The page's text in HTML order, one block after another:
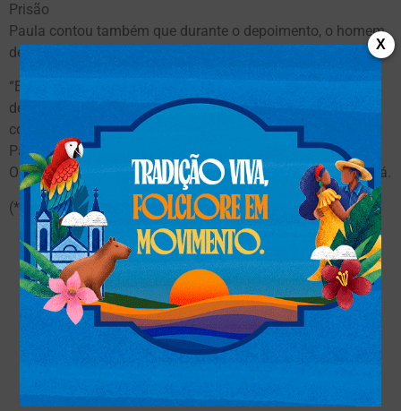
Prisão
Paula contou também que durante o depoimento, o homem
de 52 anos, confirmou que abusava da neta.
“Ele confessou o crime com total frieza, revelando detalhes
de como aconteceu, acreditando até na naturalidade do
comportamento dele de violentar a própria neta”, destacou
Paula.
O homem foi preso e encaminhado para o presídio de Araxá.
(*) Fonte G1 Minas Gerais
X